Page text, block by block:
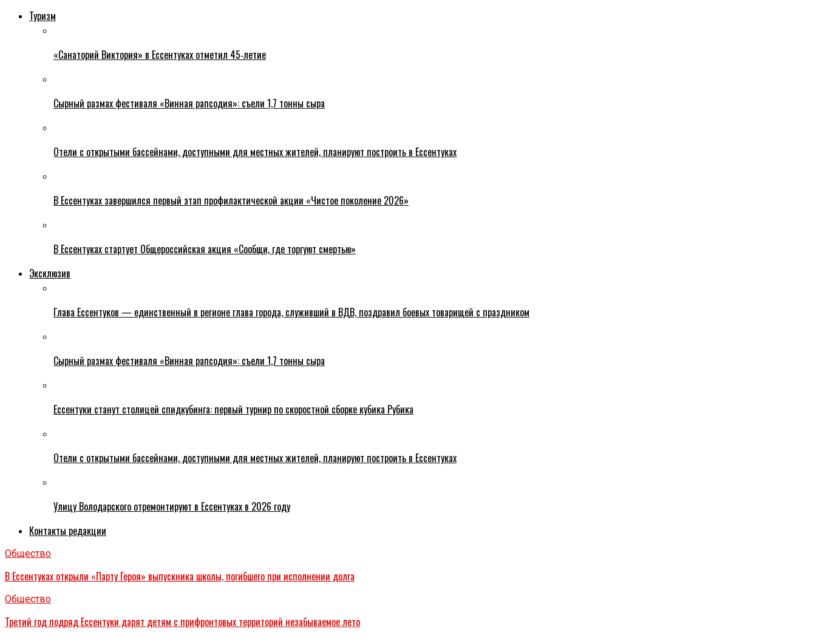
Туризм
«Санаторий Виктория» в Ессентуках отметил 45‑летие
Сырный размах фестиваля «Винная рапсодия»: съели 1,7 тонны сыра
Отели с открытыми бассейнами, доступными для местных жителей, планируют построить в Ессентуках
В Ессентуках завершился первый этап профилактической акции «Чистое поколение 2026»
В Ессентуках стартует Общероссийская акция «Сообщи, где торгуют смертью»
Эксклюзив
Глава Ессентуков — единственный в регионе глава города, служивший в ВДВ, поздравил боевых товарищей с праздником
Сырный размах фестиваля «Винная рапсодия»: съели 1,7 тонны сыра
Ессентуки станут столицей спидкубинга: первый турнир по скоростной сборке кубика Рубика
Отели с открытыми бассейнами, доступными для местных жителей, планируют построить в Ессентуках
Улицу Володарского отремонтируют в Ессентуках в 2026 году
Контакты редакции
Общество
В Ессентуках открыли «Парту Героя» выпускника школы, погибшего при исполнении долга
Общество
Третий год подряд Ессентуки дарят детям с прифронтовых территорий незабываемое лето